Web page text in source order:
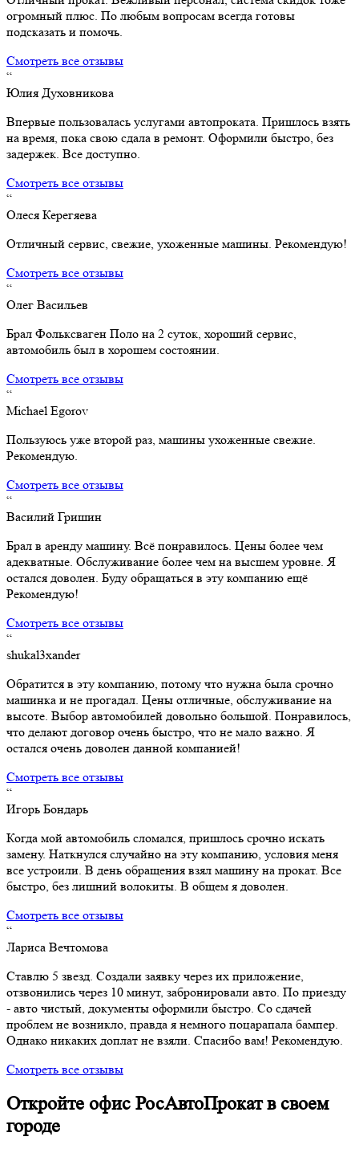
огромный плюс. По любым вопросам всегда готовы
подсказать и помочь.
Смотреть все отзывы
“
Юлия Духовникова
Впервые пользовалась услугами автопроката. Пришлось взять
на время, пока свою сдала в ремонт. Оформили быстро, без
задержек. Все доступно.
Смотреть все отзывы
“
Олеся Керегяева
Отличный сервис, свежие, ухоженные машины. Рекомендую!
Смотреть все отзывы
“
Олег Васильев
Брал Фольксваген Поло на 2 суток, хороший сервис,
автомобиль был в хорошем состоянии.
Смотреть все отзывы
“
Michael Egorov
Пользуюсь уже второй раз, машины ухоженные свежие.
Рекомендую.
Смотреть все отзывы
“
Василий Гришин
Брал в аренду машину. Всё понравилось. Цены более чем
адекватные. Обслуживание более чем на высшем уровне. Я
остался доволен. Буду обращаться в эту компанию ещё
Рекомендую!
Смотреть все отзывы
“
shukal3xander
Обратится в эту компанию, потому что нужна была срочно
машинка и не прогадал. Цены отличные, обслуживание на
высоте. Выбор автомобилей довольно большой. Понравилось,
что делают договор очень быстро, что не мало важно. Я
остался очень доволен данной компанией!
Смотреть все отзывы
“
Игорь Бондарь
Когда мой автомобиль сломался, пришлось срочно искать
замену. Наткнулся случайно на эту компанию, условия меня
все устроили. В день обращения взял машину на прокат. Все
быстро, без лишний волокиты. В общем я доволен.
Смотреть все отзывы
“
Лариса Вечтомова
Ставлю 5 звезд. Создали заявку через их приложение,
отзвонились через 10 минут, забронировали авто. По приезду
- авто чистый, документы оформили быстро. Со сдачей
проблем не возникло, правда я немного поцарапала бампер.
Однако никаких доплат не взяли. Спасибо вам! Рекомендую.
Смотреть все отзывы
Откройте офис РосАвтоПрокат в своем
городе